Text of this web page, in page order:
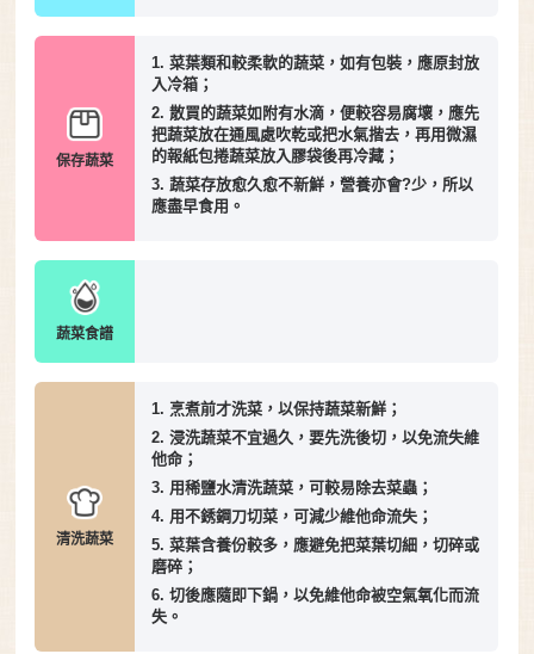
保存蔬菜
1. 菜葉類和較柔軟的蔬菜，如有包裝，應原封放
入冷箱；
2. 散買的蔬菜如附有水滴，便較容易腐壞，應先
把蔬菜放在通風處吹乾或把水氣揩去，再用微濕
的報紙包捲蔬菜放入膠袋後再冷藏；
3. 蔬菜存放愈久愈不新鮮，營養亦會?少，所以
應盡早食用。
蔬菜食譜
清洗蔬菜
1. 烹煮前才洗菜，以保持蔬菜新鮮；
2. 浸洗蔬菜不宜過久，要先洗後切，以免流失維
他命；
3. 用稀鹽水清洗蔬菜，可較易除去菜蟲；
4. 用不銹鋼刀切菜，可減少維他命流失；
5. 菜葉含養份較多，應避免把菜葉切細，切碎或
磨碎；
6. 切後應隨即下鍋，以免維他命被空氣氧化而流
失。